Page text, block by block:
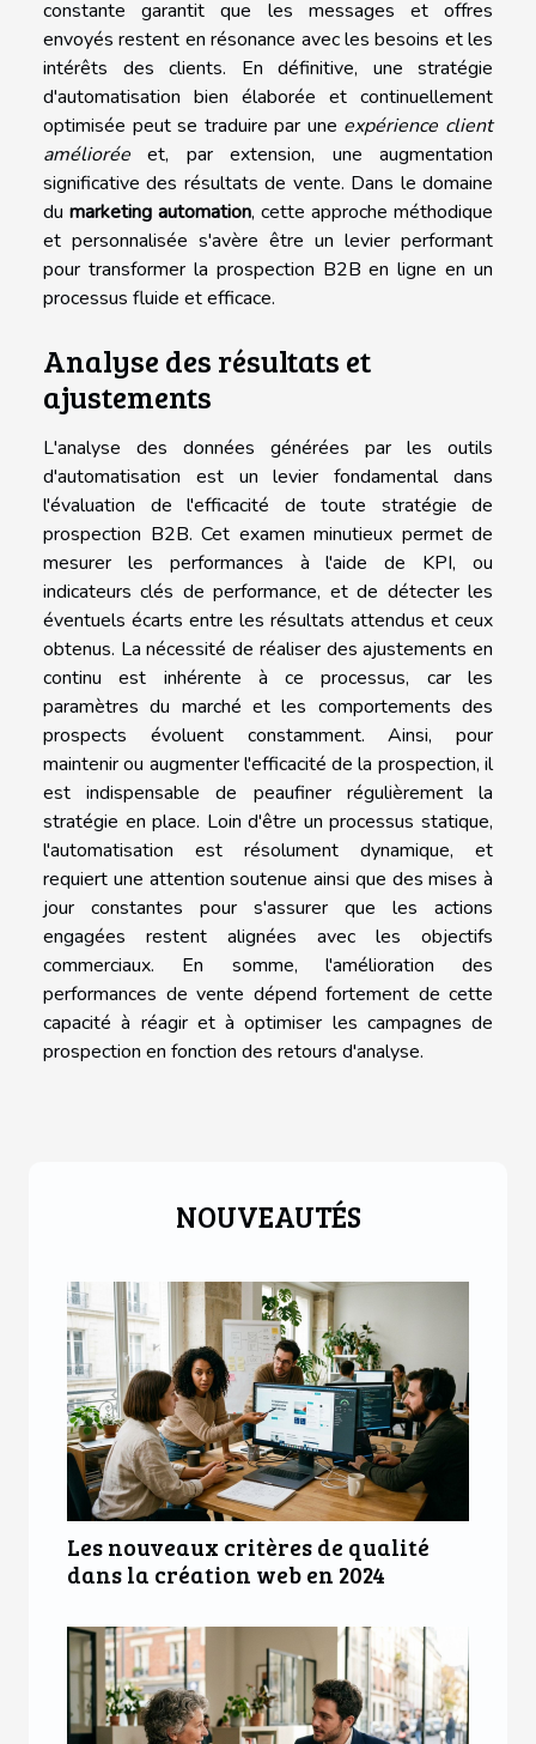
constante garantit que les messages et offres
envoyés restent en résonance avec les besoins et les
intérêts des clients. En définitive, une stratégie
d'automatisation bien élaborée et continuellement
optimisée peut se traduire par une expérience client
améliorée et, par extension, une augmentation
significative des résultats de vente. Dans le domaine
du marketing automation, cette approche méthodique
et personnalisée s'avère être un levier performant
pour transformer la prospection B2B en ligne en un
processus fluide et efficace.
Analyse des résultats et
ajustements
L'analyse des données générées par les outils
d'automatisation est un levier fondamental dans
l'évaluation de l'efficacité de toute stratégie de
prospection B2B. Cet examen minutieux permet de
mesurer les performances à l'aide de KPI, ou
indicateurs clés de performance, et de détecter les
éventuels écarts entre les résultats attendus et ceux
obtenus. La nécessité de réaliser des ajustements en
continu est inhérente à ce processus, car les
paramètres du marché et les comportements des
prospects évoluent constamment. Ainsi, pour
maintenir ou augmenter l'efficacité de la prospection, il
est indispensable de peaufiner régulièrement la
stratégie en place. Loin d'être un processus statique,
l'automatisation est résolument dynamique, et
requiert une attention soutenue ainsi que des mises à
jour constantes pour s'assurer que les actions
engagées restent alignées avec les objectifs
commerciaux. En somme, l'amélioration des
performances de vente dépend fortement de cette
capacité à réagir et à optimiser les campagnes de
prospection en fonction des retours d'analyse.
NOUVEAUTÉS
Les nouveaux critères de qualité
dans la création web en 2024